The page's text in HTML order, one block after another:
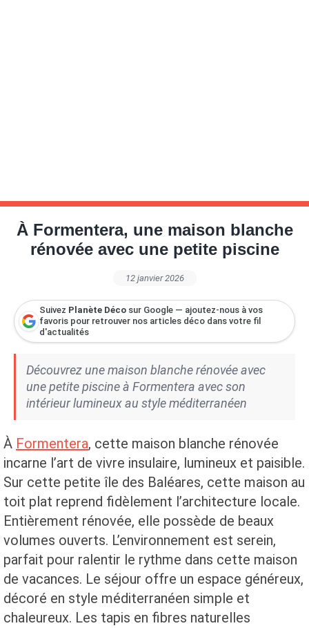
À Formentera, une maison blanche
rénovée avec une petite piscine
12 janvier 2026
Suivez Planète Déco sur Google — ajoutez-nous à vos
favoris pour retrouver nos articles déco dans votre fil
d'actualités
Découvrez une maison blanche rénovée avec
une petite piscine à Formentera avec son
intérieur lumineux au style méditerranéen
À Formentera, cette maison blanche rénovée
incarne l’art de vivre insulaire, lumineux et paisible.
Sur cette petite île des Baléares, cette maison au
toit plat reprend fidèlement l’architecture locale.
Entièrement rénovée, elle possède de beaux
volumes ouverts. L’environnement est serein,
parfait pour ralentir le rythme dans cette maison
de vacances. Le séjour offre un espace généreux,
décoré en style méditerranéen simple et
chaleureux. Les tapis en fibres naturelles